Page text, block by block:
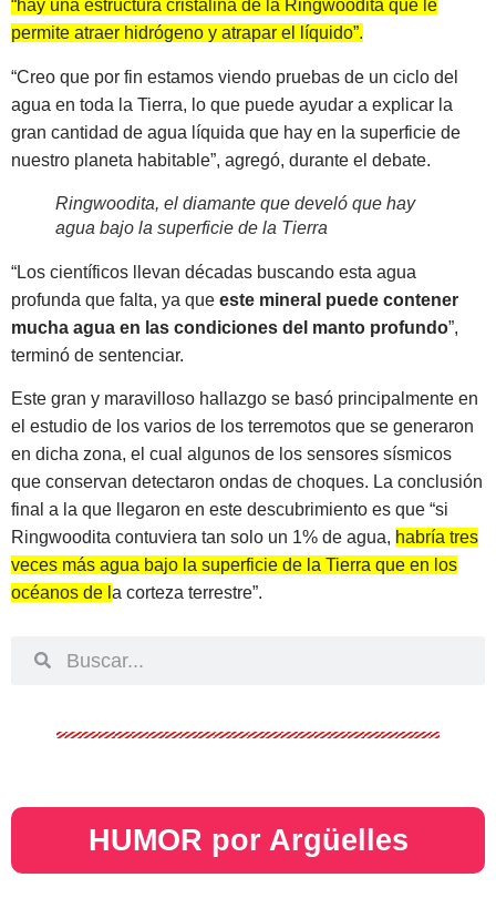
“hay una estructura cristalina de la Ringwoodita que le
permite atraer hidrógeno y atrapar el líquido”.
“Creo que por fin estamos viendo pruebas de un ciclo del
agua en toda la Tierra, lo que puede ayudar a explicar la
gran cantidad de agua líquida que hay en la superficie de
nuestro planeta habitable”, agregó, durante el debate.
Ringwoodita, el diamante que develó que hay
agua bajo la superficie de la Tierra
“Los científicos llevan décadas buscando esta agua
profunda que falta, ya que este mineral puede contener
mucha agua en las condiciones del manto profundo”,
terminó de sentenciar.
Este gran y maravilloso hallazgo se basó principalmente en
el estudio de los varios de los terremotos que se generaron
en dicha zona, el cual algunos de los sensores sísmicos
que conservan detectaron ondas de choques. La conclusión
final a la que llegaron en este descubrimiento es que “si
Ringwoodita contuviera tan solo un 1% de agua, habría tres
veces más agua bajo la superficie de la Tierra que en los
océanos de la corteza terrestre”.
HUMOR por Argüelles​